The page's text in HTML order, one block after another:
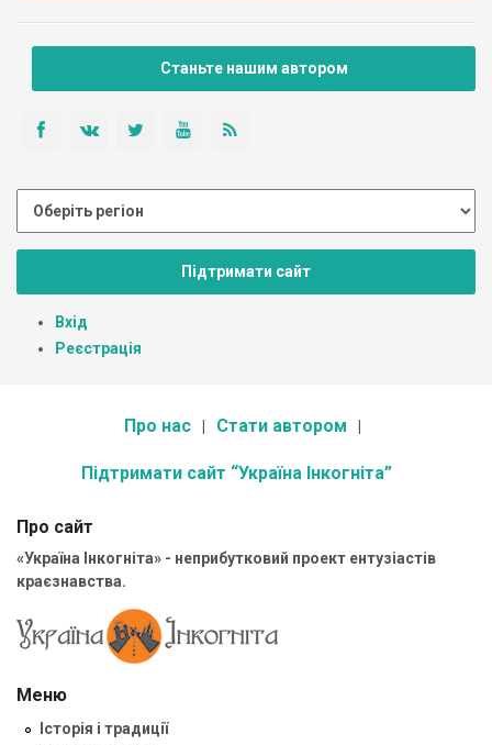
Станьте нашим автором
Підтримати сайт
Вхід
Реєстрація
Про нас Стати автором
Підтримати сайт “Україна Інкогніта”
Про сайт
«Україна Інкогніта» - неприбутковий проект ентузіастів
краєзнавства.
Меню
Історія і традиції